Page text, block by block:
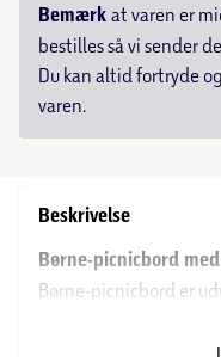
Bemærk at varen er
bestilles så vi sender
Du kan altid fortryde
varen.
Beskrivelse
Børne-picnicbord
Børne-picnicbord er
kan sidde samlet og